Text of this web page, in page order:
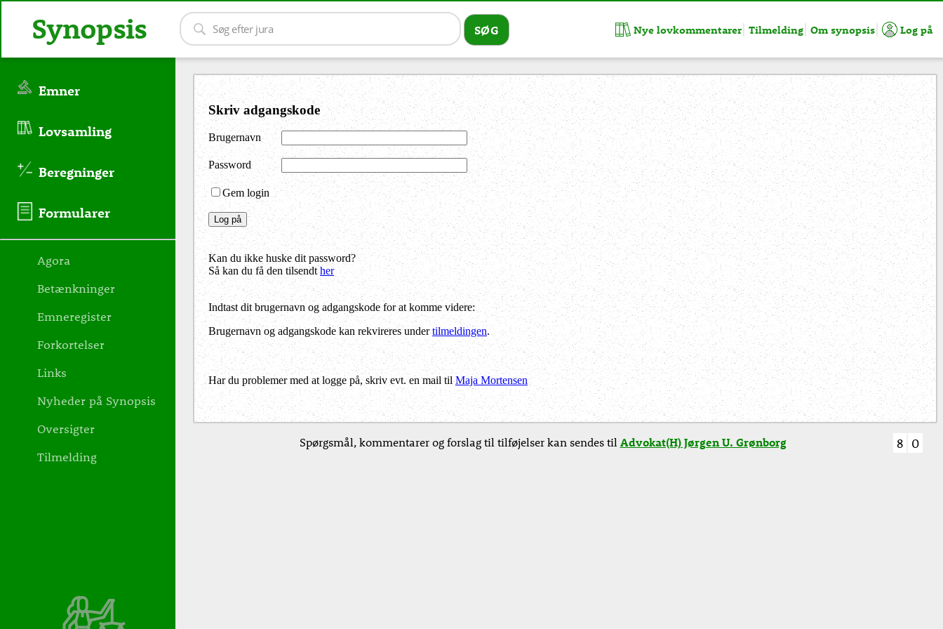
Skriv adgangskode
Brugernavn
Password
Gem login
Kan du ikke huske dit password?
Så kan du få den tilsendther
Indtast dit brugernavn og adgangskode for at komme videre:
Brugernavn og adgangskode kan rekvireres undertilmeldingen.
Har du problemer med at logge på, skriv evt. en mail tilMaja Mortensen
Emner
Lovsamling
Beregninger
Formularer
Agora
Betænkninger
Emneregister
Forkortelser
Links
Nyheder på Synopsis
Oversigter
Tilmelding
Synopsis Nye lovkommentarer Tilmelding Om synopsis Log på
Spørgsmål, kommentarer og forslag til tilføjelser kan sendes tilAdvokat(H) Jørgen U. Grønborg 8 0